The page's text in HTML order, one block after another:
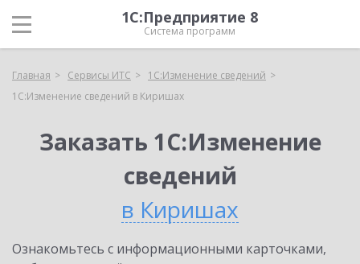
1С:Предприятие 8
Система программ
Главная Сервисы ИТС
1С:Изменение сведений
1С:Изменение сведений в Киришах
Заказать 1С:Изменение
сведений
в Киришах
Ознакомьтесь с информационными карточками,